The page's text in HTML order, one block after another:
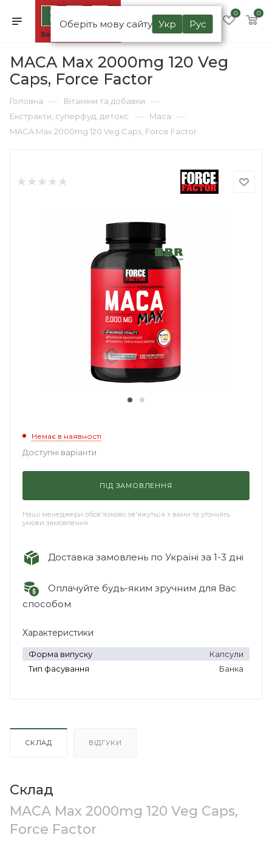
Оберіть мову сайту Укр Рус
0 0
MACA Max 2000mg 120 Veg
Caps, Force Factor
Головна — Вітаміни та добавки —
Екстракти, суперфуд, детокс — Maca —
MACA Max 2000mg 120 Veg Caps, Force Factor
Немає в наявності
Доступні варіанти
ПІД ЗАМОВЛЕННЯ
Наші менеджери обов'язково зв'яжуться з вами та уточнять
умови замовлення
Доставка замовлень по Україні за 1-3 дні
Оплачуйте будь-яким зручним для Вас
способом
Характеристики
Форма випуску
Капсули
Тип фасування
Банка
СКЛАД ВІДГУКИ
Склад
MACA Max 2000mg 120 Veg Caps,
Force Factor